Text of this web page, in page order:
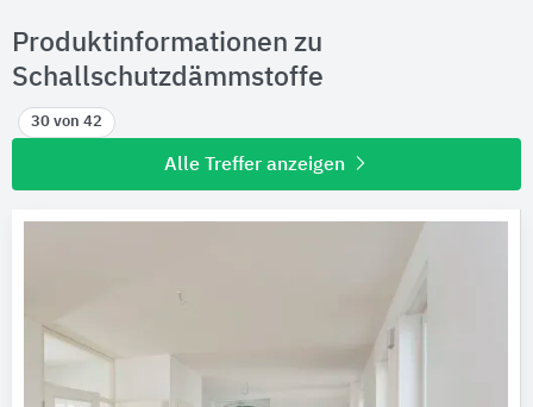
Hersteller
Produktinformationen
CAD-Details
Produktinformationen zu
Schallschutzdämmstoffe
30 von 42
Alle Treffer anzeigen